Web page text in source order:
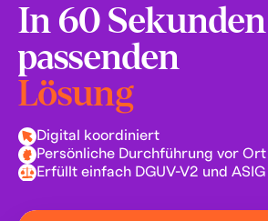
In 60
passenden
Lösung
Digital koordiniert
Persönliche Durchführung vor Ort
Erfüllt einfach DGUV-V2 und